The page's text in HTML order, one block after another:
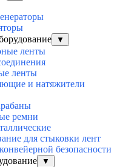
▼
ленты
ленты
и натяжители
ремни
для стыковки лент
безопасности
▼